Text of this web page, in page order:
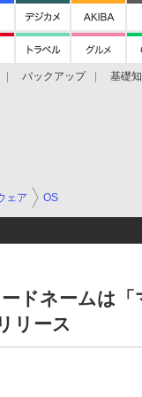
バックアップ 基礎
ェア OS
ドネームは「
リース